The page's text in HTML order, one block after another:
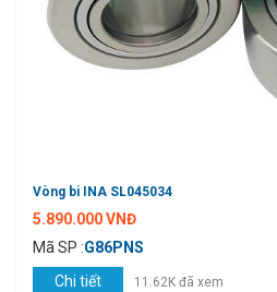
Vòng bi INA SL045034
5.890.000 VNĐ
Mã SP :G86PNS
Chi tiết
11.62K đã xem